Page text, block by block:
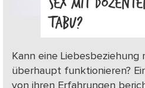
TABU?
Kann eine Liebesbeziehung
überhaupt funktionieren?
von ihren Erfahrungen